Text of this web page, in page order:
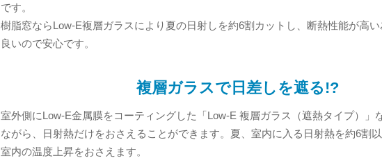
です。
樹脂窓ならLow-E複層ガラスにより夏の日射しを約6割カットし、断熱性能が高
良いので安心です。
複層ガラスで日差しを遮る!?
室外側にLow-E金属膜をコーティングした「Low-E 複層ガラス（遮熱タイプ）」
ながら、日射熱だけをおさえることができます。夏、室内に入る日射熱を約6割
室内の温度上昇をおさえます。